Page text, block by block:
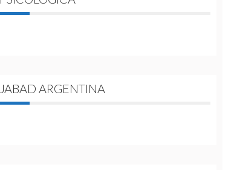
JABAD ARGENTINA